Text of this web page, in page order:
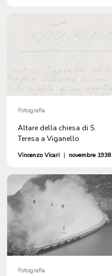
Fotografia
Altare della chiesa di S.
Teresa a Viganello
Vincenzo Vicari | novembre 1938
Fotografia